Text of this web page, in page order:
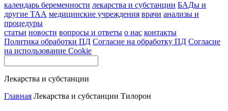
календарь беременности лекарства и субстанции БАДы и
другие ТАА медицинские учреждения врачи анализы и
процедуры
статьи новости вопросы и ответы о нас контакты
Политика обработки ПД Согласие на обработку ПД Согласие
на использование Cookie
Лекарства и субстанции
Главная Лекарства и субстанции Тилорон